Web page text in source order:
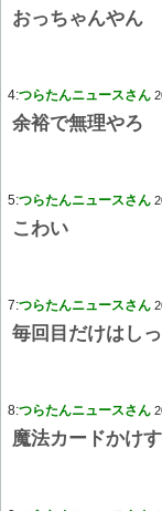
おっちゃんやん
4:つらたんニュースさん
余裕で無理やろ
5:つらたんニュースさん
こわい
7:つらたんニュースさん
毎回目だけはし
8:つらたんニュースさん
魔法カードかけ